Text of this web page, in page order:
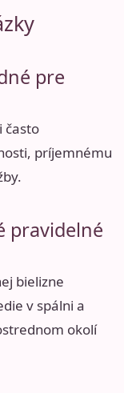
pre
často
príjemnému
pravidelné
bielizne
v spálni a
okolí